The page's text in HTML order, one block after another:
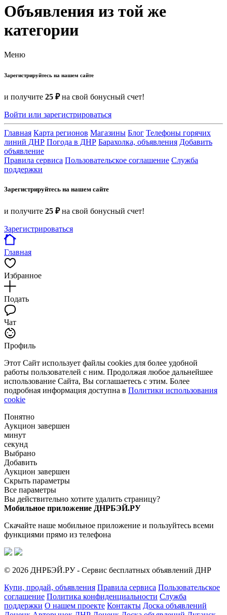
Объявления из той же
категории
Меню
Зарегистрируйтесь на нашем сайте
и получите 25 ₽на свой бонусный счет!
Войти или зарегистрироваться
Главная Карта регионов Магазины Блог Телефоны горячих
линий ДНР Погода в ДНР Барахолка, объявления Добавить
объявление
Правила сервиса Пользовательское соглашение Служба
поддержки
Зарегистрируйтесь на нашем сайте
и получите 25 ₽на свой бонусный счет!
Зарегистрироваться
Главная
Избранное
Подать
Чат
Профиль
Этот Сайт использует файлы cookies для более удобной
работы пользователей с ним. Продолжая любое дальнейшее
использование Сайта, Вы соглашаетесь с этим. Более
подробная информация доступна в Политики использования
cookie
Понятно
Аукцион завершен
минут
секунд
Выбрано
Добавить
Аукцион завершен
Скрыть параметры
Все параметры
Вы действительно хотите удалить страницу?
Мобильное приложение ДНРБЭЙ.РУ
Скачайте наше мобильное приложение и пользуйтесь всеми
функциями прямо из телефона
© 2026 ДНРБЭЙ.РУ - Сервис бесплатных объявлений ДНР
Купи, продай, объявления Правила сервиса Пользовательское
соглашение Политика конфиденциальности Служба
поддержки О нашем проекте Контакты Доска объявлений